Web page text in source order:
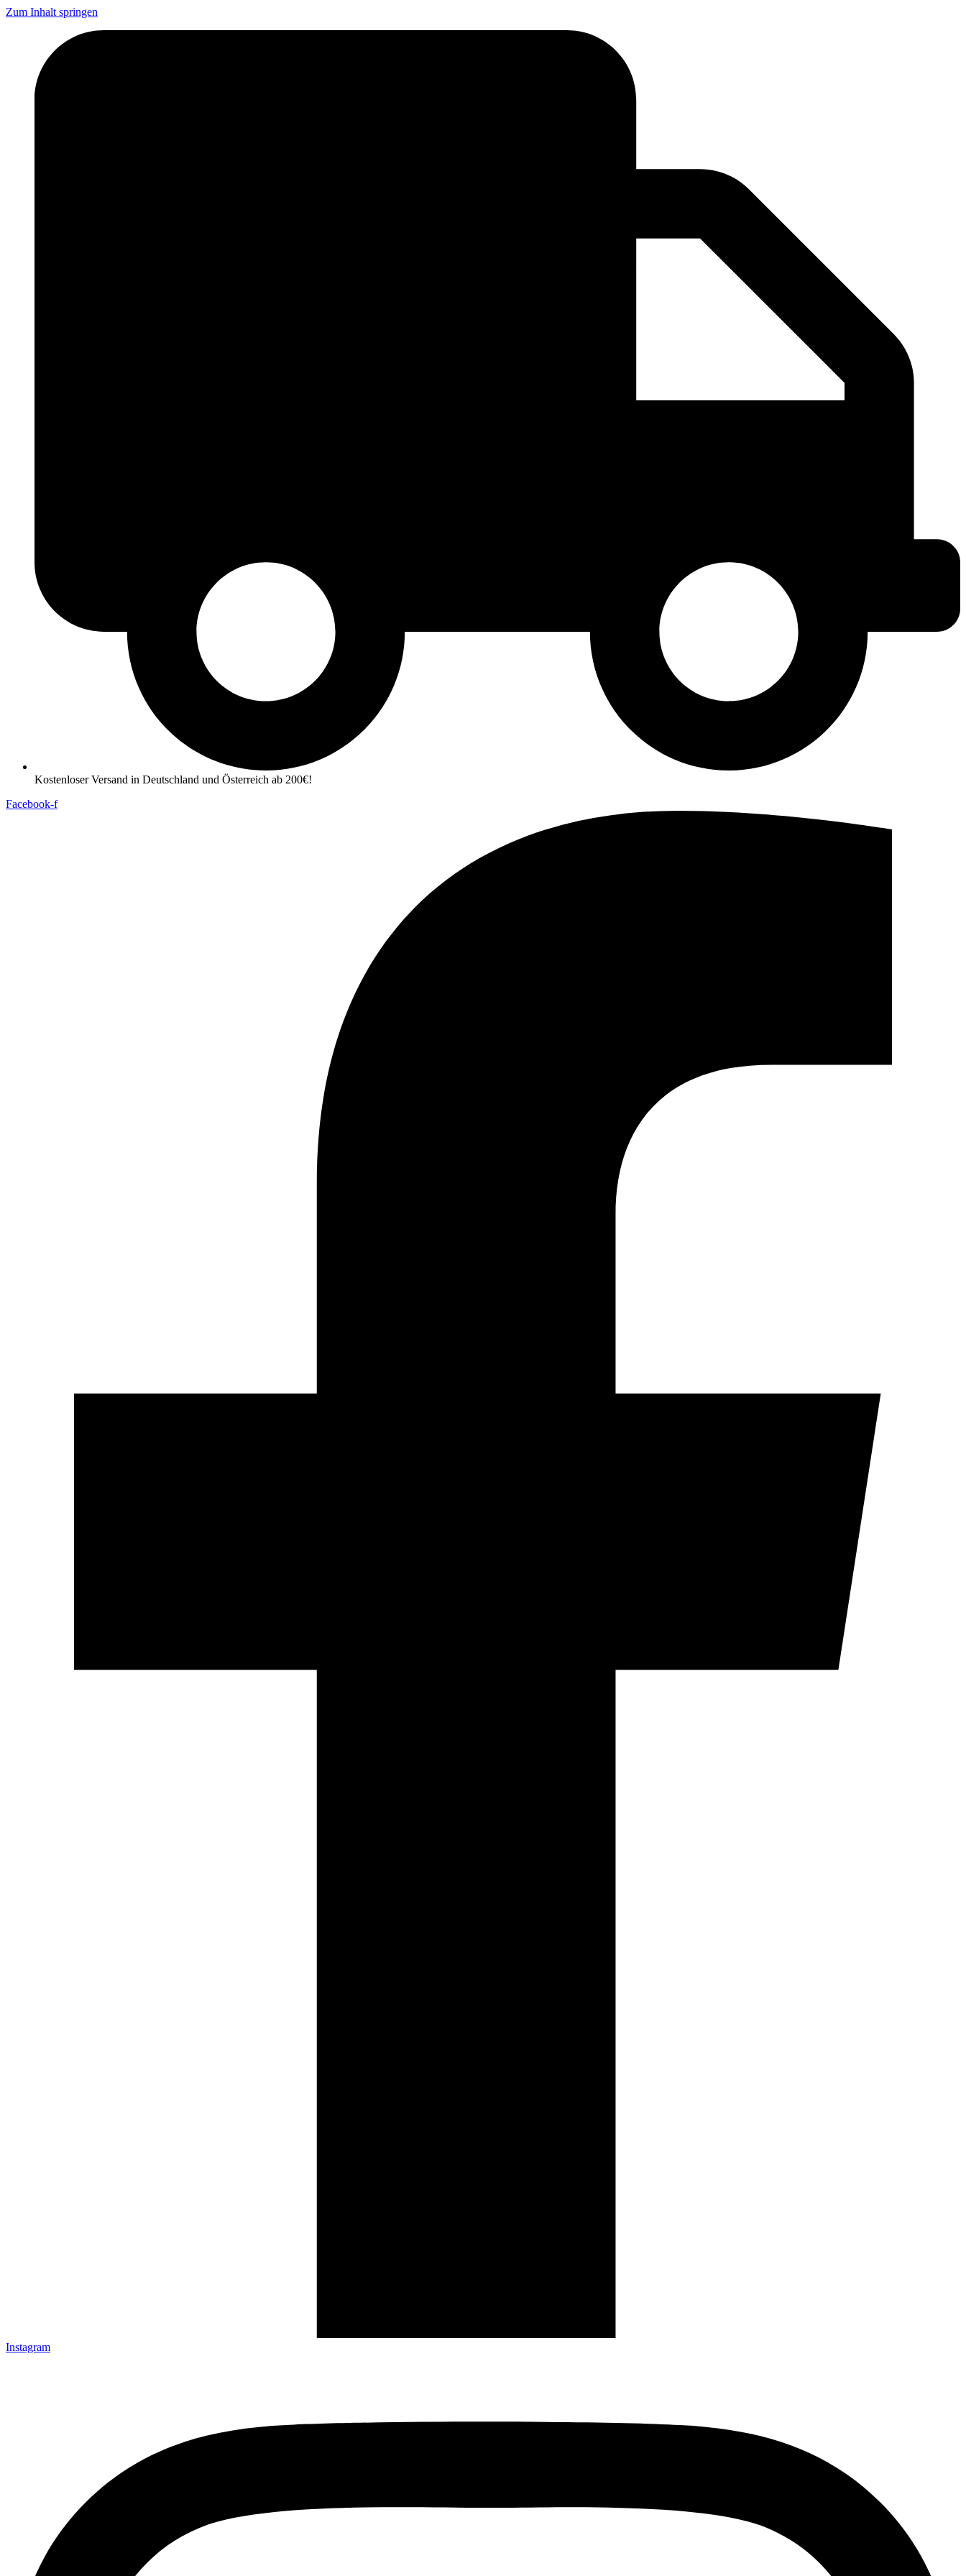
Zum Inhalt springen
Kostenloser Versand in Deutschland und Österreich ab 200€!
Facebook-f
Instagram